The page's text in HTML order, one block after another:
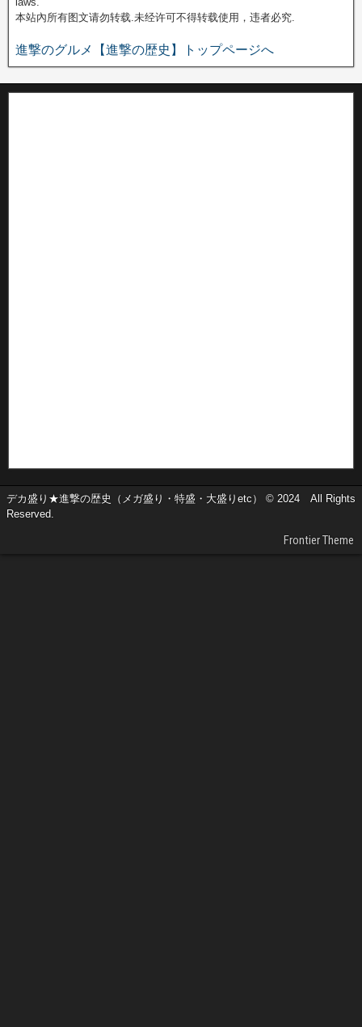
本站內所有图文请勿转载.未经许可不得转载使用，违者必究.
進撃のグルメ【進撃の歴史】トップページへ
デカ盛り★進撃の歴史（メガ盛り・特盛・大盛りetc） © 2024 All Rights
Reserved.
Frontier Theme